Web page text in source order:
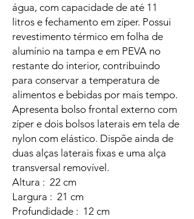
água, com capacidade de até 11
litros e fechamento em zíper. Possui
revestimento térmico em folha de
alumínio na tampa e em PEVA no
restante do interior, contribuindo
para conservar a temperatura de
alimentos e bebidas por mais tempo.
Apresenta bolso frontal externo com
zíper e dois bolsos laterais em tela de
nylon com elástico. Dispõe ainda de
duas alças laterais fixas e uma alça
transversal removível.
Altura : 22 cm
Largura : 21 cm
Profundidade : 12 cm